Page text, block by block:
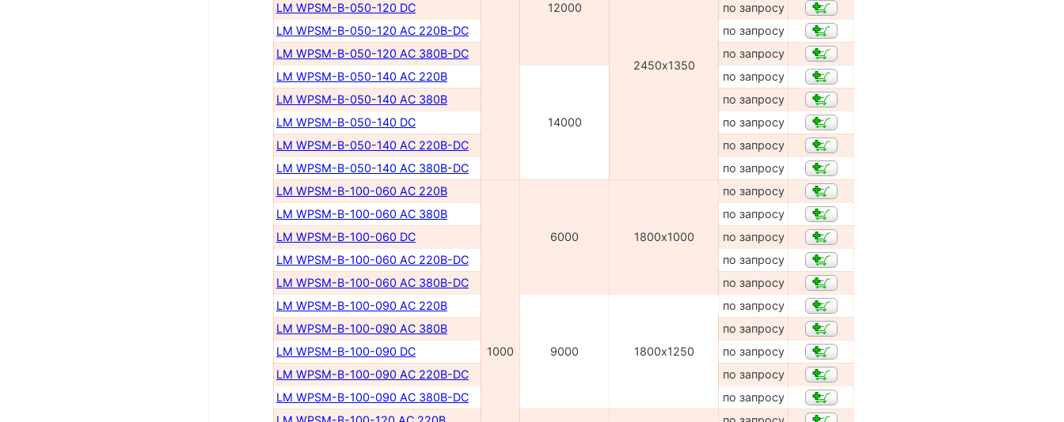
12000
2450х1350
LM WPSM-B-050-120 DC
по запросу
LM WPSM-B-050-120 AC 220В-DC
по запросу
LM WPSM-B-050-120 AC 380В-DC
по запросу
LM WPSM-B-050-140 AC 220В
14000
по запросу
LM WPSM-B-050-140 AC 380В
по запросу
LM WPSM-B-050-140 DC
по запросу
LM WPSM-B-050-140 AC 220В-DC
по запросу
LM WPSM-B-050-140 AC 380В-DC
по запросу
LM WPSM-B-100-060 AC 220В
1000
6000 1800х1000
по запросу
LM WPSM-B-100-060 AC 380В
по запросу
LM WPSM-B-100-060 DC
по запросу
LM WPSM-B-100-060 AC 220В-DC
по запросу
LM WPSM-B-100-060 AC 380В-DC
по запросу
LM WPSM-B-100-090 AC 220В
9000 1800х1250
по запросу
LM WPSM-B-100-090 AC 380В
по запросу
LM WPSM-B-100-090 DC
по запросу
LM WPSM-B-100-090 AC 220B-DC
по запросу
LM WPSM-B-100-090 AC 380B-DC
по запросу